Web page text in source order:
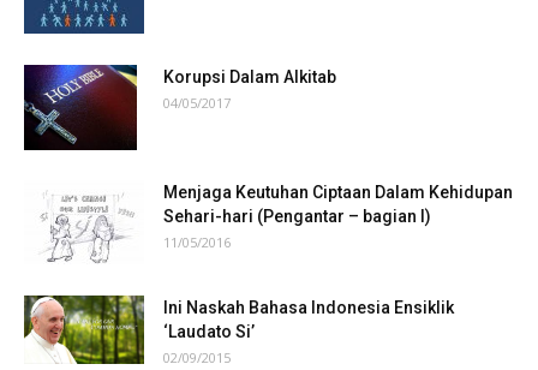
Korupsi Dalam Alkitab
04/05/2017
Menjaga Keutuhan Ciptaan Dalam Kehidupan
Sehari-hari (Pengantar – bagian I)
11/05/2016
Ini Naskah Bahasa Indonesia Ensiklik
‘Laudato Si’
02/09/2015